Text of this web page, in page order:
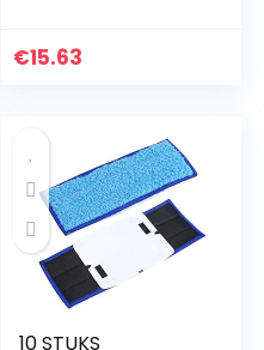
schoonmaak
€15.63
10 STUKS